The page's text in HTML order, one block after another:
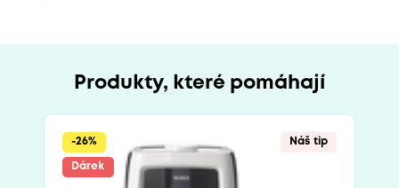
Produkty, které pomáhají
Dárek
-26% Náš tip